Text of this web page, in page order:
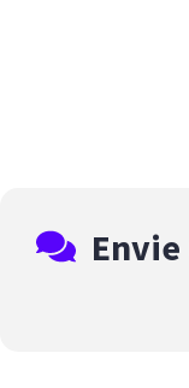
Envie